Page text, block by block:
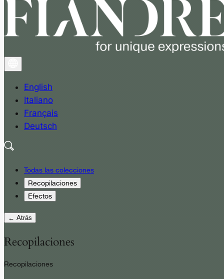
English
Italiano
Français
Deutsch
Todas las colecciones
Recopilaciones
Efectos
← Atrás
Recopilaciones
Recopilaciones